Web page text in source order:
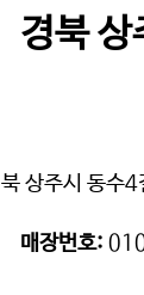
경북 상
상주시 동수
매장번호: